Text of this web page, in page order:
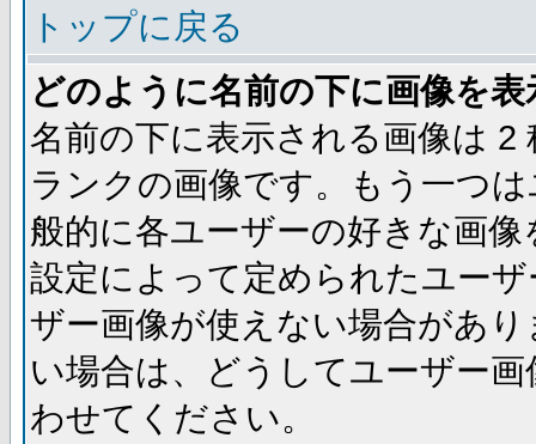
トップに戻る
どのように名前の下に画像を
名前の下に表示される画像は
ランクの画像です。もう一つ
般的に各ユーザーの好きな画
設定によって定められたユー
ザー画像が使えない場合があ
い場合は、どうしてユーザー
わせてください。